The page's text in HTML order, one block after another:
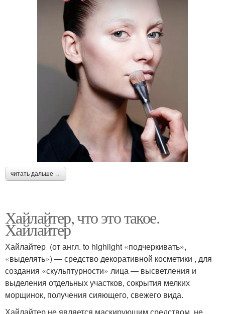
читать дальше →
Хайлайтер, что это такое.
Хайлайтер
Хайлайтер (от англ. to highlight «подчеркивать»,
«выделять») — средство декоративной косметики , для
создания «скульптурности» лица — высветления и
выделения отдельных участков, сокрытия мелких
морщинок, получения сияющего, свежего вида.
Хайлайтер не является маскирующим средством, не